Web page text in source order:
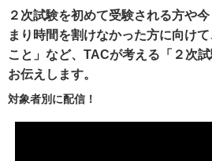
２次試験を初めて受験される方や
まり時間を割けなかった方に向け
こと」など、TACが考える「２次
お伝えします。
対象者別に配信！